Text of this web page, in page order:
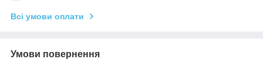
Всі умови оплати
Умови повернення